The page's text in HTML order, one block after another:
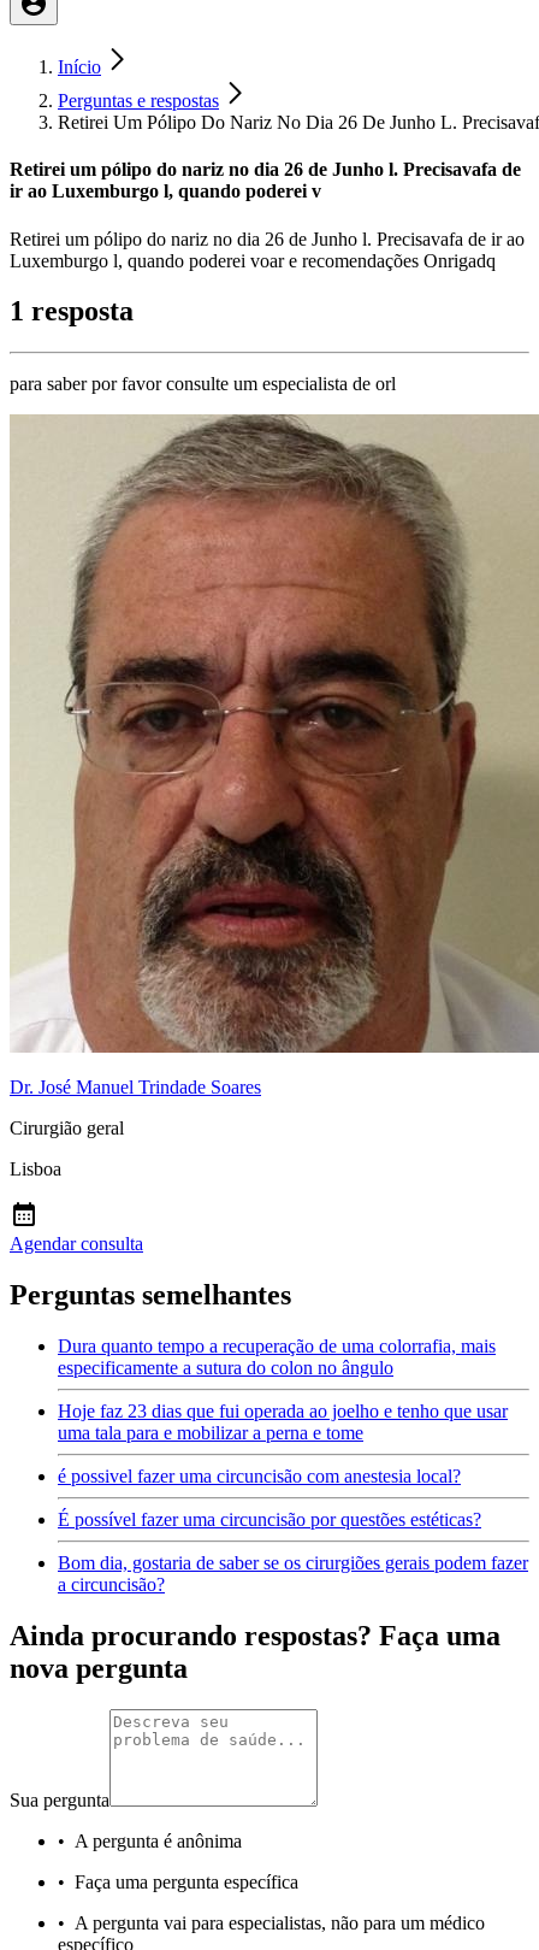
Início
Perguntas e respostas
Retirei Um Pólipo Do Nariz No Dia 26 De Junho L.
Retirei um pólipo do nariz no dia 26 de Junho l. Precisavafa de
ir ao Luxemburgo l, quando poderei v
Retirei um pólipo do nariz no dia 26 de Junho l. Precisavafa de ir ao
Luxemburgo l, quando poderei voar e recomendações Onrigadq
1 resposta
para saber por favor consulte um especialista de orl
Dr. José Manuel Trindade Soares
Cirurgião geral
Lisboa
Agendar consulta
Perguntas semelhantes
Dura quanto tempo a recuperação de uma colorrafia, mais
especificamente a sutura do colon no ângulo
Hoje faz 23 dias que fui operada ao joelho e tenho que usar
uma tala para e mobilizar a perna e tome
é possivel fazer uma circuncisão com anestesia local?
É possível fazer uma circuncisão por questões estéticas?
Bom dia, gostaria de saber se os cirurgiões gerais podem fazer
a circuncisão?
Ainda procurando respostas? Faça uma
nova pergunta
Sua pergunta
• A pergunta é anônima
• Faça uma pergunta específica
• A pergunta vai para especialistas, não para um médico
específico